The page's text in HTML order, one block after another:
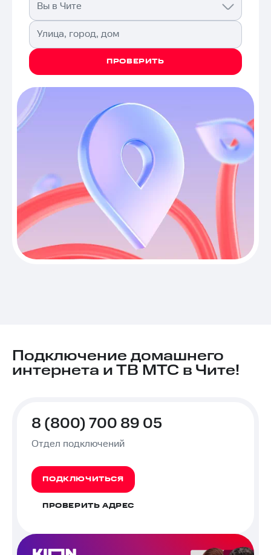
Вы в Чите
Улица, город, дом
ПРОВЕРИТЬ
Подключение домашнего
интернета и ТВ МТС в Чите!
8 (800) 700 89 05
Отдел подключений
ПОДКЛЮЧИТЬСЯ
ПРОВЕРИТЬ АДРЕС